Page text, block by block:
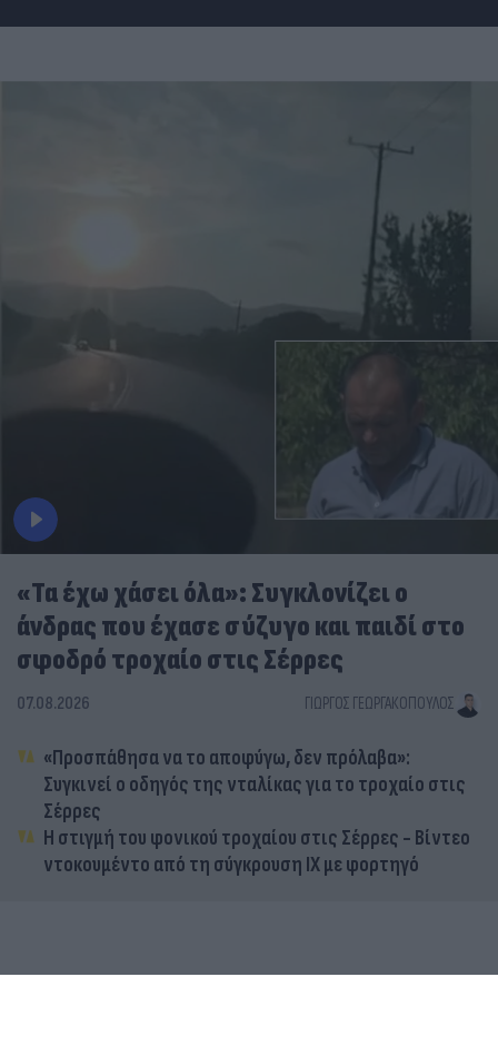
«Τα έχω χάσει όλα»: Συγκλονίζει ο
άνδρας που έχασε σύζυγο και παιδί στο
σφοδρό τροχαίο στις Σέρρες
07.08.2026 ΓΙΏΡΓΟΣ ΓΕΩΡΓΑΚΌΠΟΥΛΟΣ
«Προσπάθησα να το αποφύγω, δεν πρόλαβα»:
Συγκινεί ο οδηγός της νταλίκας για το τροχαίο στις
Σέρρες
Η στιγμή του φονικού τροχαίου στις Σέρρες - Βίντεο
ντοκουμέντο από τη σύγκρουση ΙΧ με φορτηγό